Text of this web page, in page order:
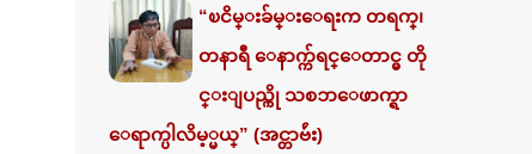
“ၿငိမ္းခ်မ္းေရးက တရက္၊
တနာရီ ေနာက္က်ရင္ေတာင္မွ တို
င္းျပည္ကို သစၥာေဖာက္ရာ
ေရာက္ပါလိမ့္မယ္” (အင္တာဗ်ဴး)